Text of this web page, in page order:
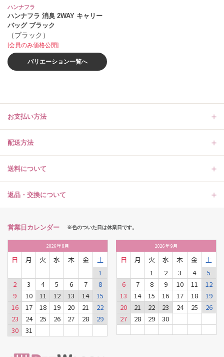
ハンナフラ
ハンナフラ 消臭 2WAY キャリー
バッグ ブラック
（ブラック）
[会員のみ価格公開]
バリエーション一覧へ
お支払い方法
配送方法
送料について
返品・交換について
営業日カレンダー ※色のついた日は休業日です。
2026年8月
日 月 火 水 木 金
土
1
2
3 4 5 6 7
8
9
10 11 12 13 14
15
16
17 18 19 20 21
22
23
24 25 26 27 28
29
30
31
2026年9月
日 月 火 水 木 金
土
1
2 3 4
5
6
7 8 9 10 11
12
13
14 15 16 17 18
19
20
21 22 23 24 25
26
27
28 29 30